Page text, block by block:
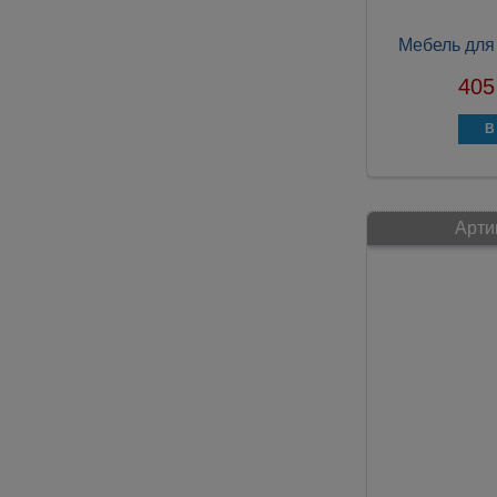
Мебель для